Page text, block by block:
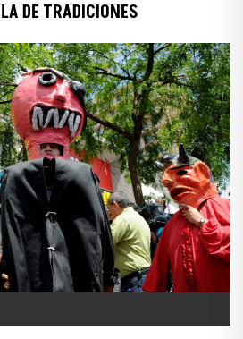
DE TRADICIONES